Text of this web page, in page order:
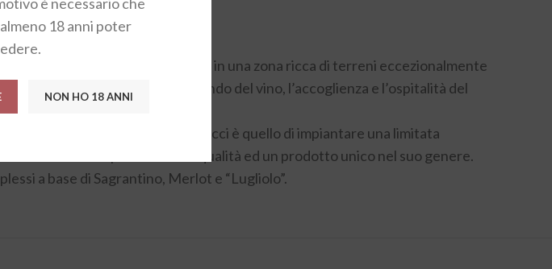
18 anni poter
NON HO 18 ANNI
Martana, in provincia di Perugia, in una zona ricca di terreni eccezionalmente
La passione per il mondo del vino, l’accoglienza e l’ospitalità del
L’obiettivo della famiglia Leonucci è quello di impiantare una limitata
di ottenere una produzione di qualità ed un prodotto unico nel suo genere.
a base di Sagrantino, Merlot e “Lugliolo”.